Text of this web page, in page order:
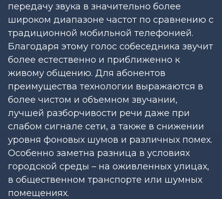
передачу звука в значительно более
широком диапазоне частот по сравнению с
традиционной мобильной телефонией.
Благодаря этому голос собеседника звучит
более естественно и приближенно к
живому общению. Для абонентов
преимущества технологии выражаются в
более чистом и объемном звучании,
лучшей разборчивости речи даже при
слабом сигнале сети, а также в снижении
уровня фоновых шумов и различных помех.
Особенно заметна разница в условиях
городской среды – на оживленных улицах,
в общественном транспорте или шумных
помещениях.